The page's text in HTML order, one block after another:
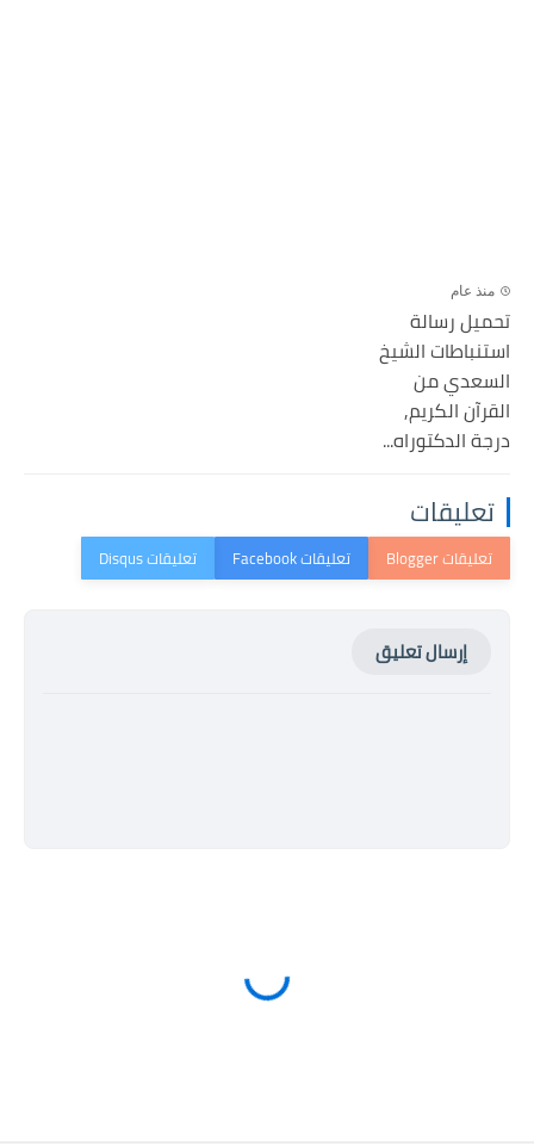
منذ عام
تحميل رسالة
استنباطات الشيخ
السعدي من
القرآن الكريم,
درجة الدكتوراه...
تعليقات
إرسال تعليق